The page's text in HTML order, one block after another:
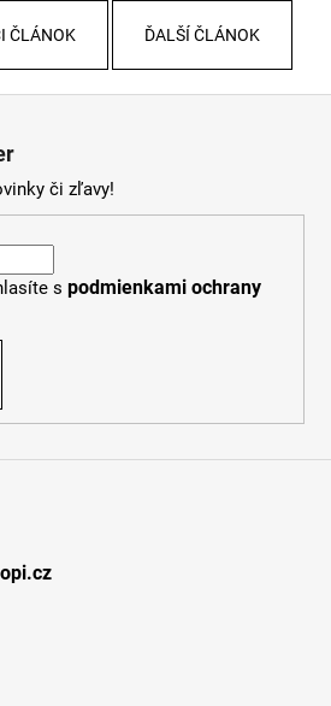
ČLÁNOK ĎALŠÍ ČLÁNOK
či zľavy!
s podmienkami ochrany